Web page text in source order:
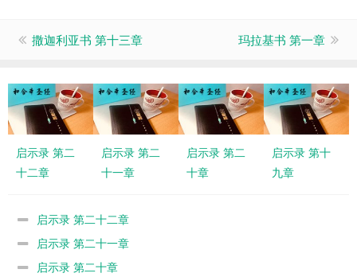
撒迦利亚书 第十三章 玛拉基书 第一章
启示录 第二
十二章
启示录 第二
十一章
启示录 第二
十章
启示录 第十
九章
启示录 第二十二章
启示录 第二十一章
启示录 第二十章